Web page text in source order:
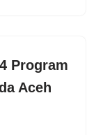
Program
Aceh